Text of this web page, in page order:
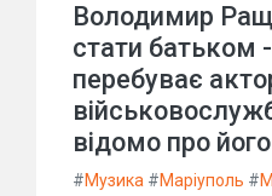
Володимир
стати батьком
перебуває
відомо про
#Музика #Маріуполь #